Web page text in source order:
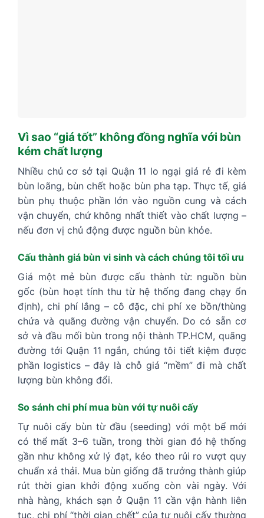
Vì sao “giá tốt” không đồng nghĩa với bùn
kém chất lượng
Nhiều chủ cơ sở tại Quận 11 lo ngại giá rẻ đi kèm
bùn loãng, bùn chết hoặc bùn pha tạp. Thực tế, giá
bùn phụ thuộc phần lớn vào nguồn cung và cách
vận chuyển, chứ không nhất thiết vào chất lượng –
nếu đơn vị chủ động được nguồn bùn khỏe.
Cấu thành giá bùn vi sinh và cách chúng tôi tối ưu
Giá một mẻ bùn được cấu thành từ: nguồn bùn
gốc (bùn hoạt tính thu từ hệ thống đang chạy ổn
định), chi phí lắng – cô đặc, chi phí xe bồn/thùng
chứa và quãng đường vận chuyển. Do có sẵn cơ
sở và đầu mối bùn trong nội thành TP.HCM, quãng
đường tới Quận 11 ngắn, chúng tôi tiết kiệm được
phần logistics – đây là chỗ giá “mềm” đi mà chất
lượng bùn không đổi.
So sánh chi phí mua bùn với tự nuôi cấy
Tự nuôi cấy bùn từ đầu (seeding) với một bể mới
có thể mất 3–6 tuần, trong thời gian đó hệ thống
gần như không xử lý đạt, kéo theo rủi ro vượt quy
chuẩn xả thải. Mua bùn giống đã trưởng thành giúp
rút thời gian khởi động xuống còn vài ngày. Với
nhà hàng, khách sạn ở Quận 11 cần vận hành liên
tục, chi phí “thời gian chết” của tự nuôi cấy thường